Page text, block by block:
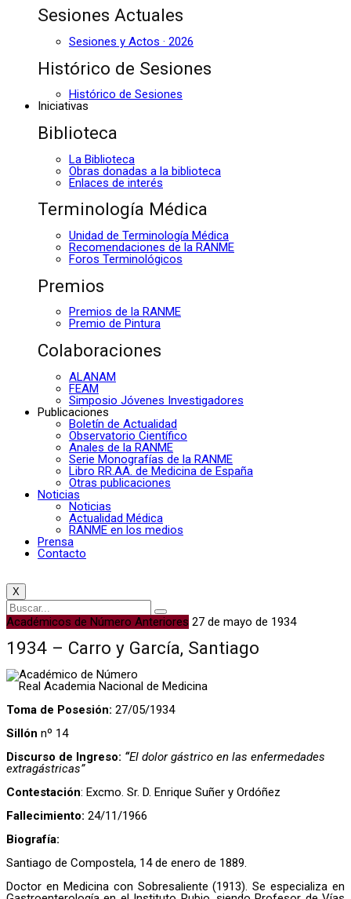
Sesiones Actuales
Sesiones y Actos · 2026
Histórico de Sesiones
Histórico de Sesiones
Iniciativas
Biblioteca
La Biblioteca
Obras donadas a la biblioteca
Enlaces de interés
Terminología Médica
Unidad de Terminología Médica
Recomendaciones de la RANME
Foros Terminológicos
Premios
Premios de la RANME
Premio de Pintura
Colaboraciones
ALANAM
FEAM
Simposio Jóvenes Investigadores
Publicaciones
Boletín de Actualidad
Observatorio Científico
Anales de la RANME
Serie Monografías de la RANME
Libro RR.AA. de Medicina de España
Otras publicaciones
Noticias
Noticias
Actualidad Médica
RANME en los medios
Prensa
Contacto
X
Académicos de Número Anteriores 27 de mayo de 1934
1934 – Carro y García, Santiago
Académico de Número
Real Academia Nacional de Medicina
Toma de Posesión: 27/05/1934
Sillón nº 14
Discurso de Ingreso: “El dolor gástrico en las enfermedades
extragástricas”
Contestación: Excmo. Sr. D. Enrique Suñer y Ordóñez
Fallecimiento: 24/11/1966
Biografía:
Santiago de Compostela, 14 de enero de 1889.
Doctor en Medicina con Sobresaliente (1913). Se especializa en